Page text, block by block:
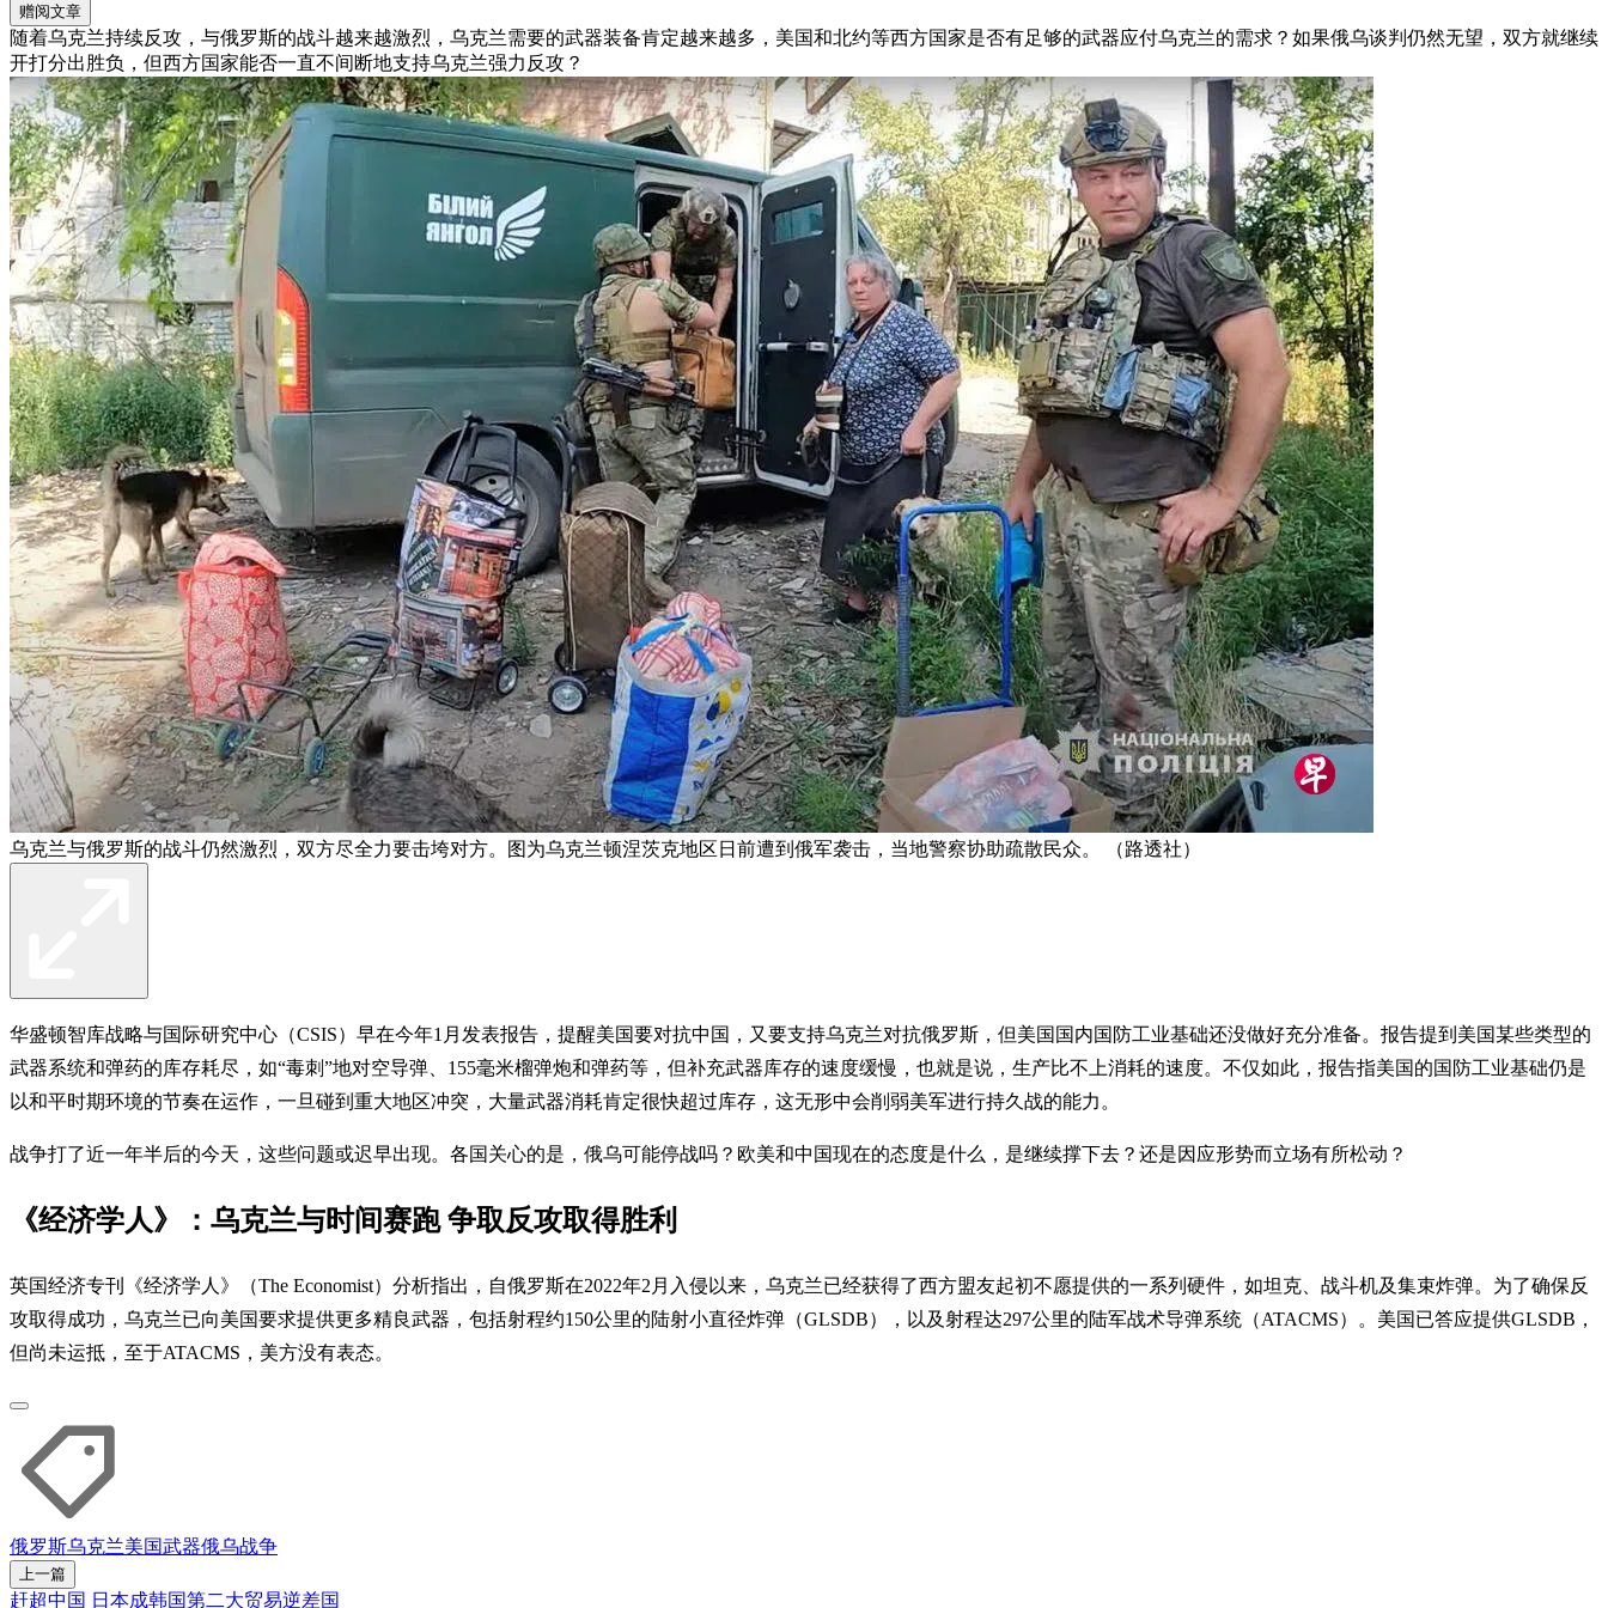
赠阅文章
随着乌克兰持续反攻，与俄罗斯的战斗越来越激烈，乌克兰需要的武器装备肯定越来越多，美国和北约等西方国家是否有足够的武器应付乌克兰的需求？如果俄乌谈判仍然无望，双方就继续
开打分出胜负，但西方国家能否一直不间断地支持乌克兰强力反攻？
乌克兰与俄罗斯的战斗仍然激烈，双方尽全力要击垮对方。图为乌克兰顿涅茨克地区日前遭到俄军袭击，当地警察协助疏散民众。 （路透社）
华盛顿智库战略与国际研究中心（CSIS）早在今年1月发表报告，提醒美国要对抗中国，又要支持乌克兰对抗俄罗斯，但美国国内国防工业基础还没做好充分准备。报告提到美国某些类型的
武器系统和弹药的库存耗尽，如“毒刺”地对空导弹、155毫米榴弹炮和弹药等，但补充武器库存的速度缓慢，也就是说，生产比不上消耗的速度。不仅如此，报告指美国的国防工业基础仍是
以和平时期环境的节奏在运作，一旦碰到重大地区冲突，大量武器消耗肯定很快超过库存，这无形中会削弱美军进行持久战的能力。
战争打了近一年半后的今天，这些问题或迟早出现。各国关心的是，俄乌可能停战吗？欧美和中国现在的态度是什么，是继续撑下去？还是因应形势而立场有所松动？
《经济学人》：乌克兰与时间赛跑 争取反攻取得胜利
英国经济专刊《经济学人》（The Economist）分析指出，自俄罗斯在2022年2月入侵以来，乌克兰已经获得了西方盟友起初不愿提供的一系列硬件，如坦克、战斗机及集束炸弹。为了确保反
攻取得成功，乌克兰已向美国要求提供更多精良武器，包括射程约150公里的陆射小直径炸弹（GLSDB），以及射程达297公里的陆军战术导弹系统（ATACMS）。美国已答应提供GLSDB，
但尚未运抵，至于ATACMS，美方没有表态。
俄罗斯乌克兰美国武器俄乌战争
上一篇
赶超中国 日本成韩国第二大贸易逆差国